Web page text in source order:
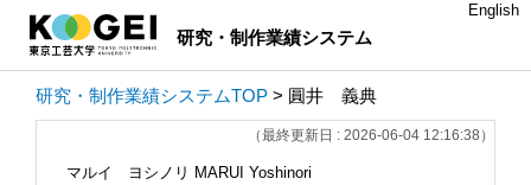
研究・制作業績システム
English
研究・制作業績システムTOP > 圓井 義典
（最終更新日 : 2026-06-04 12:16:38）
マルイ ヨシノリ MARUI Yoshinori